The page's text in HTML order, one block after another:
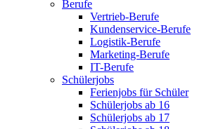
Berufe
Vertrieb-Berufe
Kundenservice-Berufe
Logistik-Berufe
Marketing-Berufe
IT-Berufe
Schülerjobs
Ferienjobs für Schüler
Schülerjobs ab 16
Schülerjobs ab 17